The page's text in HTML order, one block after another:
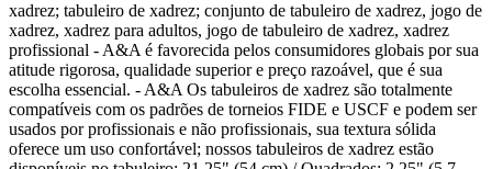
xadrez; tabuleiro de xadrez; conjunto de tabuleiro de xadrez, jogo de
xadrez, xadrez para adultos, jogo de tabuleiro de xadrez, xadrez
profissional - A&A é favorecida pelos consumidores globais por sua
atitude rigorosa, qualidade superior e preço razoável, que é sua
escolha essencial. - A&A Os tabuleiros de xadrez são totalmente
compatíveis com os padrões de torneios FIDE e USCF e podem ser
usados por profissionais e não profissionais, sua textura sólida
oferece um uso confortável; nossos tabuleiros de xadrez estão